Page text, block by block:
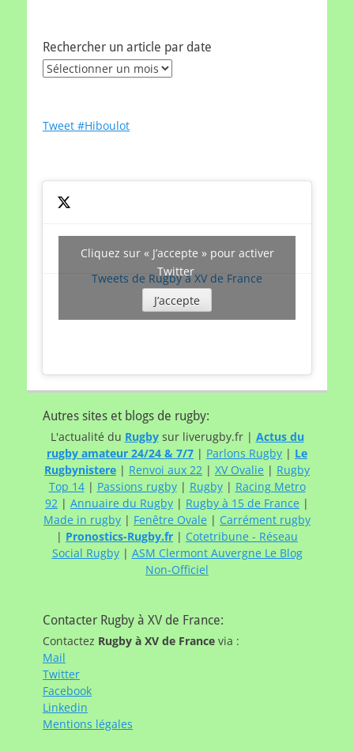
Rechercher un article par date
Rechercher
date
Tweet #Hiboulot
Tweets de Rugby à XV de France
Cliquez sur « J’accepte » pour activer
Twitter
J’accepte
Autres sites et blogs de rugby:
L'actualité du Rugbysur liverugby.fr | Actus du
rugby amateur 24/24 & 7/7 | Parlons Rugby | Le
Rugbynistere | Renvoi aux 22 | XV Ovalie | Rugby
Top 14| Passions rugby| Rugby| Racing Metro
92 | Annuaire du Rugby | Rugby à 15 de France |
Made in rugby | Fenêtre Ovale | Carrément rugby
| Pronostics-Rugby.fr | Cotetribune - Réseau
Social Rugby| ASM Clermont Auvergne Le Blog
Non-Officiel
Contacter Rugby à XV de France:
Contactez Rugby à XV de France via :
Mail
Twitter
Facebook
Linkedin
Mentions légales